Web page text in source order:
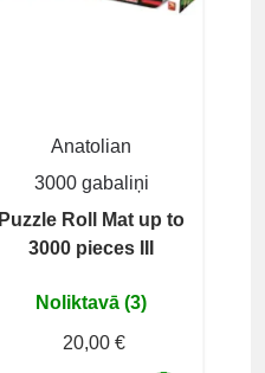
Anatolian
3000 gabaliņi
Puzzle Roll Mat up to
3000 pieces III
Noliktavā (3)
20,00 €